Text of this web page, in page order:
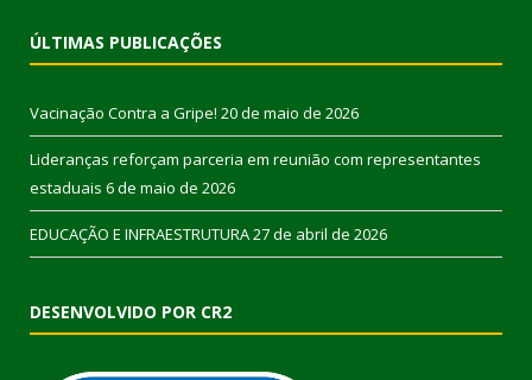
ÚLTIMAS PUBLICAÇÕES
Vacinação Contra a Gripe! 20 de maio de 2026
Lideranças reforçam parceria em reunião com representantes
estaduais 6 de maio de 2026
EDUCAÇÃO E INFRAESTRUTURA27 de abril de 2026
DESENVOLVIDO POR CR2